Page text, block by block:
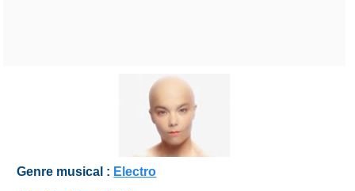
Genre musical : Electro